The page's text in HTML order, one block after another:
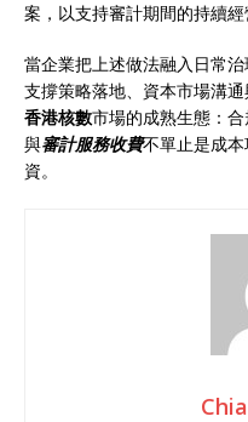
案，以支持審計期間的持續經
當企業把上述做法融入日常
支撐策略落地、資本市場溝
香港核數市場的成熟生態：
與審計服務收費不單止是成
資。